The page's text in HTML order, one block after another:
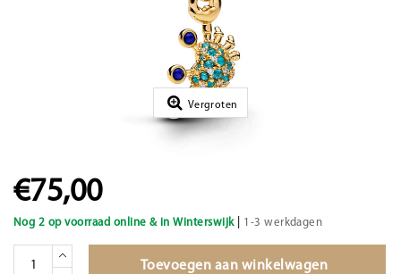
Vergroten
€75,00
Nog 2 op voorraad online & in Winterswijk| 1-3 werkdagen
Toevoegen aan winkelwagen